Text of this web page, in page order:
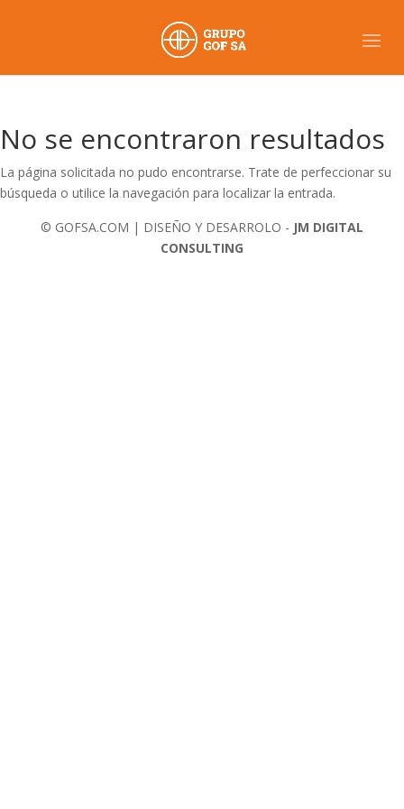
No se encontraron resultados
La página solicitada no pudo encontrarse. Trate de perfeccionar su
búsqueda o utilice la navegación para localizar la entrada.
© GOFSA.COM | DISEÑO Y DESARROLO - JM DIGITAL
CONSULTING